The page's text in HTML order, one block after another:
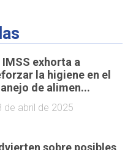
IMSS exhorta a
la higiene en el
de alimen...
de abril de 2025
sobre posibles